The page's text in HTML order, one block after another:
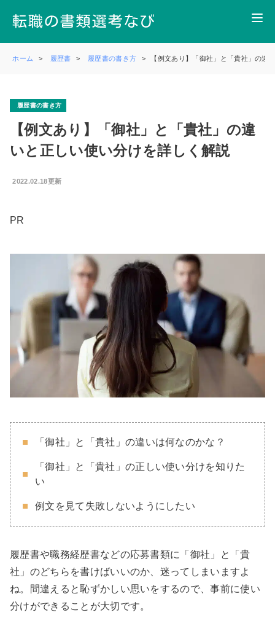
ホーム 履歴書 履歴書の書き方 【例文あり】「御社」と「貴社」の違
履歴書の書き方
【例文あり】「御社」と「貴社」の違
いと正しい使い分けを詳しく解説
2022.02.18更新
PR
「御社」と「貴社」の違いは何なのかな？
「御社」と「貴社」の正しい使い分けを知りた
い
例文を見て失敗しないようにしたい
履歴書や職務経歴書などの応募書類に「御社」と「貴
社」のどちらを書けばいいのか、迷ってしまいますよ
ね。間違えると恥ずかしい思いをするので、事前に使い
分けができることが大切です。